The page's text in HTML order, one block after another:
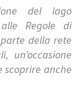
del lago
Regole di
della rete
un’occasione
scoprire anche